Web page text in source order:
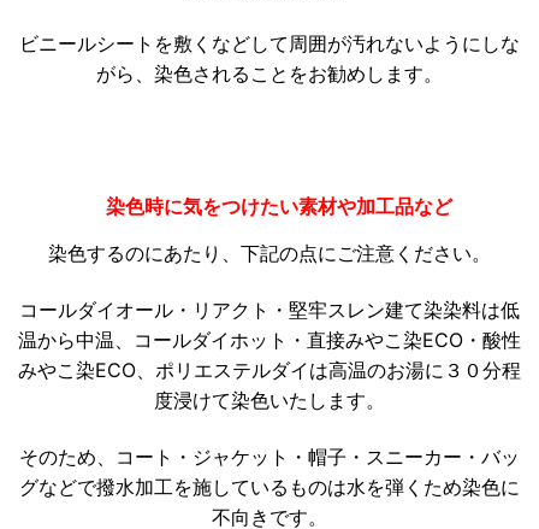
ビニールシートを敷くなどして周囲が汚れないようにしな
がら、染色されることをお勧めします。
染色時に気をつけたい素材や加工品など
染色するのにあたり、下記の点にご注意ください。
コールダイオール・リアクト・堅牢スレン建て染染料は低
温から中温、コールダイホット・直接みやこ染ECO・酸性
みやこ染ECO、ポリエステルダイは高温のお湯に３０分程
度浸けて染色いたします。
そのため、コート・ジャケット・帽子・スニーカー・バッ
グなどで撥水加工を施しているものは水を弾くため染色に
不向きです。